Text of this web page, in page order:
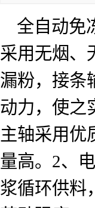
全自动免
采用无烟、
漏粉，接条
动力，使之
主轴采用优
量高。 2、
浆循环供料